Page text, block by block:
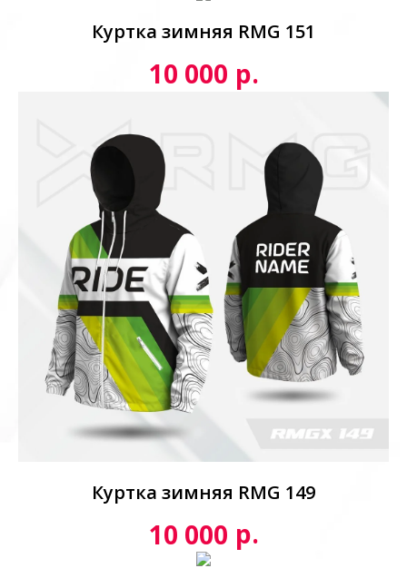
Куртка зимняя RMG 151
10 000 р.
Куртка зимняя RMG 149
10 000 р.